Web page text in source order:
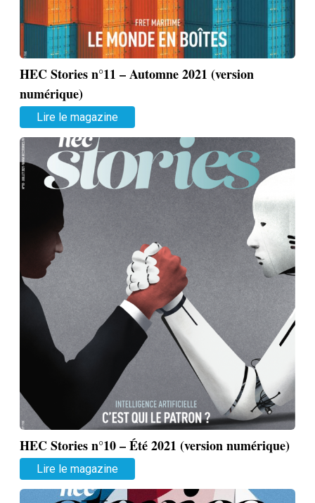
HEC Stories n°11 – Automne 2021 (version
numérique)
Lire le magazine
HEC Stories n°10 – Été 2021 (version numérique)
Lire le magazine